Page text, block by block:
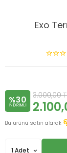
Exo
%30
INDIRIMLI
3.000,00
Bu ürünü satın alarak